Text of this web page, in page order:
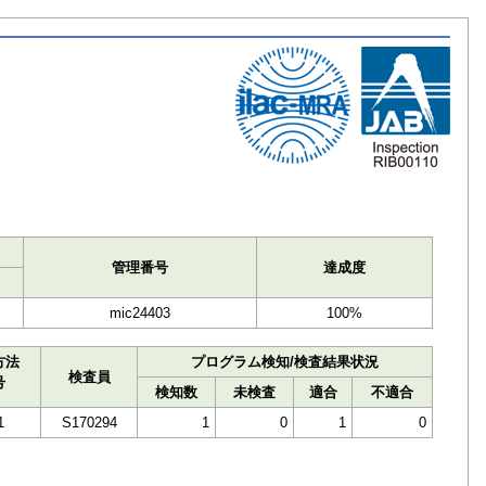
管理番号 達成度
mic24403 100%
法
検査員
プログラム検知/検査結果状況
検知数
未検査 適合
不適合
S170294 1 0 1 0